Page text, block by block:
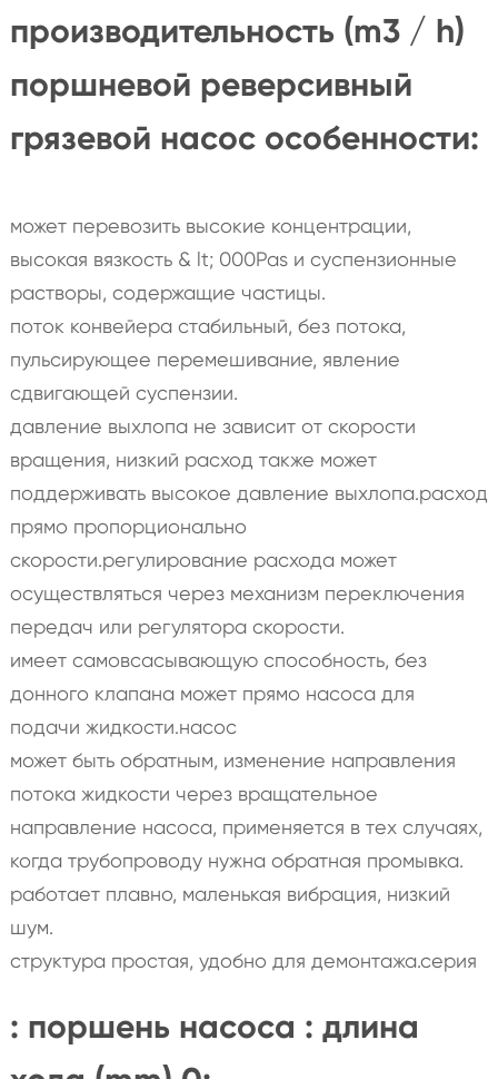
производительность (m3 / h)
поршневой реверсивный
грязевой насос особенности:
может перевозить высокие концентрации,
высокая вязкость & lt; 000Pas и суспензионные
растворы, содержащие частицы.
поток конвейера стабильный, без потока,
пульсирующее перемешивание, явление
сдвигающей суспензии.
давление выхлопа не зависит от скорости
вращения, низкий расход также может
поддерживать высокое давление выхлопа.расход
прямо пропорционально
скорости.регулирование расхода может
осуществляться через механизм переключения
передач или регулятора скорости.
имеет самовсасывающую способность, без
донного клапана может прямо насоса для
подачи жидкости.насос
может быть обратным, изменение направления
потока жидкости через вращательное
направление насоса, применяется в тех случаях,
когда трубопроводу нужна обратная промывка.
работает плавно, маленькая вибрация, низкий
шум.
структура простая, удобно для демонтажа.серия
: поршень насоса : длина